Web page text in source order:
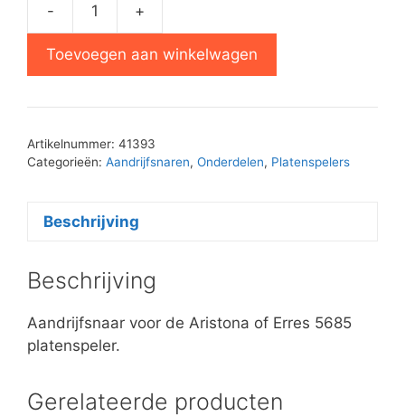
-
5685
snaar
+
Toevoegen aan winkelwagen
Artikelnummer: 41393
Categorieën: Aandrijfsnaren, Onderdelen, Platenspelers
Beschrijving
Beschrijving
Aandrijfsnaar voor de Aristona of Erres 5685
platenspeler.
Gerelateerde producten